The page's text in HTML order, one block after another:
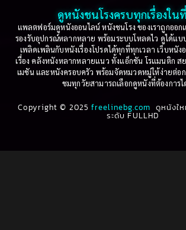
Based on Novel(16)
Betrayal(1)
Biography(3)
2001
1999
1997
1995
1993
1991
ดูหนังชนโรงครบทุกเรื่องใน
แพลตฟอร์มดูหนังออนไลน์ หนังชนโรง ของเราถูกออก
รองรับอุปกรณ์หลากหลาย พร้อมระบบโหลดไว ดูได้แบ
เพลิดเพลินกับหนังเรื่องโปรดได้ทุกที่ทุกเวลา เว็บหนั
เรื่อง คลังหนังหลากหลายแนว ทั้งแอ็กชัน โรแมนติก
เมชัน และหนังครอบครัว พร้อมจัดหมวดหมู่ให้ง่ายต่อ
ชมทุกวัยสามารถเลือกดูหนังที่ต้องการ
Copyright © 2025freelinebg.com ดูหนังใ
ระดับ FULLHD